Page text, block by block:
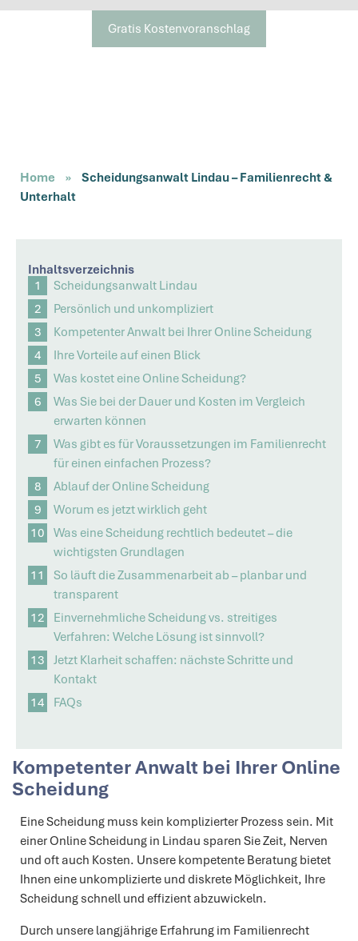
Gratis Kostenvoranschlag
Home »
Scheidungsanwalt Lindau – Familienrecht &
Unterhalt
Inhaltsverzeichnis
Scheidungsanwalt Lindau
Persönlich und unkompliziert
Kompetenter Anwalt bei Ihrer Online Scheidung
Ihre Vorteile auf einen Blick
Was kostet eine Online Scheidung?
Was Sie bei der Dauer und Kosten im Vergleich
erwarten können
Was gibt es für Voraussetzungen im Familienrecht
für einen einfachen Prozess?
Ablauf der Online Scheidung
Worum es jetzt wirklich geht
Was eine Scheidung rechtlich bedeutet – die
wichtigsten Grundlagen
So läuft die Zusammenarbeit ab – planbar und
transparent
Einvernehmliche Scheidung vs. streitiges
Verfahren: Welche Lösung ist sinnvoll?
Jetzt Klarheit schaffen: nächste Schritte und
Kontakt
FAQs
Kompetenter Anwalt bei Ihrer Online
Scheidung
Eine Scheidung muss kein komplizierter Prozess sein. Mit
einer Online Scheidung in Lindau sparen Sie Zeit, Nerven
und oft auch Kosten. Unsere kompetente Beratung bietet
Ihnen eine unkomplizierte und diskrete Möglichkeit, Ihre
Scheidung schnell und effizient abzuwickeln.
Durch unsere langjährige Erfahrung im Familienrecht